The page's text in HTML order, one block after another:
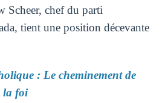
Scheer, chef du parti
tient une position décevante
: Le cheminement de
la foi